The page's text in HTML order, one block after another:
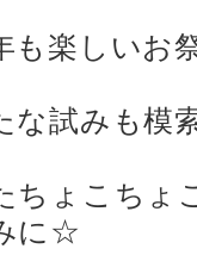
も楽しいお
な試みも模
ちょこちょ
に☆